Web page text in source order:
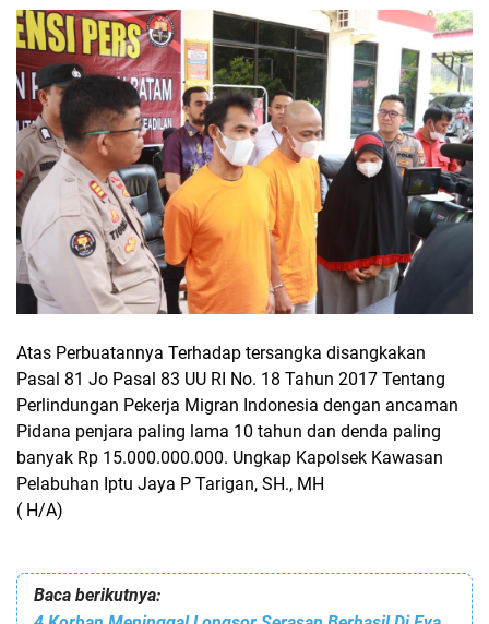
Atas Perbuatannya Terhadap tersangka disangkakan
Pasal 81 Jo Pasal 83 UU RI No. 18 Tahun 2017 Tentang
Perlindungan Pekerja Migran Indonesia dengan ancaman
Pidana penjara paling lama 10 tahun dan denda paling
banyak Rp 15.000.000.000. Ungkap Kapolsek Kawasan
Pelabuhan Iptu Jaya P Tarigan, SH., MH
( H/A)
Baca berikutnya: